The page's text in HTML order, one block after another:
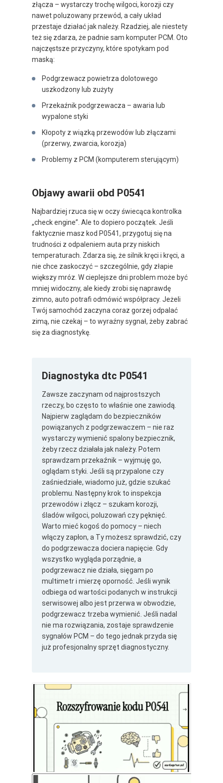
złącza – wystarczy trochę wilgoci, korozji czy
nawet poluzowany przewód, a cały układ
przestaje działać jak należy. Rzadziej, ale niestety
też się zdarza, że padnie sam komputer PCM. Oto
najczęstsze przyczyny, które spotykam pod
maską:
Podgrzewacz powietrza dolotowego
uszkodzony lub zużyty
Przekaźnik podgrzewacza – awaria lub
wypalone styki
Kłopoty z wiązką przewodów lub złączami
(przerwy, zwarcia, korozja)
Problemy z PCM (komputerem sterującym)
Objawy awarii obd P0541
Najbardziej rzuca się w oczy świecąca kontrolka
„check engine”. Ale to dopiero początek. Jeśli
faktycznie masz kod P0541, przygotuj się na
trudności z odpaleniem auta przy niskich
temperaturach. Zdarza się, że silnik kręci i kręci, a
nie chce zaskoczyć – szczególnie, gdy złapie
większy mróz. W cieplejsze dni problem może być
mniej widoczny, ale kiedy zrobi się naprawdę
zimno, auto potrafi odmówić współpracy. Jeżeli
Twój samochód zaczyna coraz gorzej odpalać
zimą, nie czekaj – to wyraźny sygnał, żeby zabrać
się za diagnostykę.
Diagnostyka dtc P0541
Zawsze zaczynam od najprostszych
rzeczy, bo często to właśnie one zawiodą.
Najpierw zaglądam do bezpieczników
powiązanych z podgrzewaczem – nie raz
wystarczy wymienić spalony bezpiecznik,
żeby rzecz działała jak należy. Potem
sprawdzam przekaźnik – wyjmuję go,
oglądam styki. Jeśli są przypalone czy
zaśniedziałe, wiadomo już, gdzie szukać
problemu. Następny krok to inspekcja
przewodów i złącz – szukam korozji,
śladów wilgoci, poluzowań czy pęknięć.
Warto mieć kogoś do pomocy – niech
włączy zapłon, a Ty możesz sprawdzić, czy
do podgrzewacza dociera napięcie. Gdy
wszystko wygląda porządnie, a
podgrzewacz nie działa, sięgam po
multimetr i mierzę oporność. Jeśli wynik
odbiega od wartości podanych w instrukcji
serwisowej albo jest przerwa w obwodzie,
podgrzewacz trzeba wymienić. Jeśli nadal
nie ma rozwiązania, zostaje sprawdzenie
sygnałów PCM – do tego jednak przyda się
już profesjonalny sprzęt diagnostyczny.